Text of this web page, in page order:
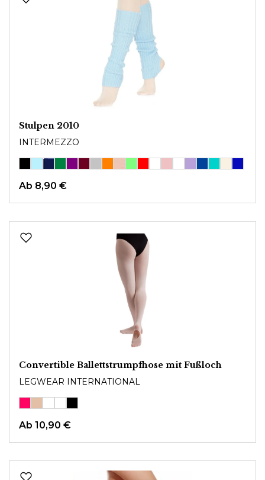
Stulpen 2010
INTERMEZZO
Ab 8,90 €
Convertible Ballettstrumpfhose mit Fußloch
LEGWEAR INTERNATIONAL
Ab 10,90 €